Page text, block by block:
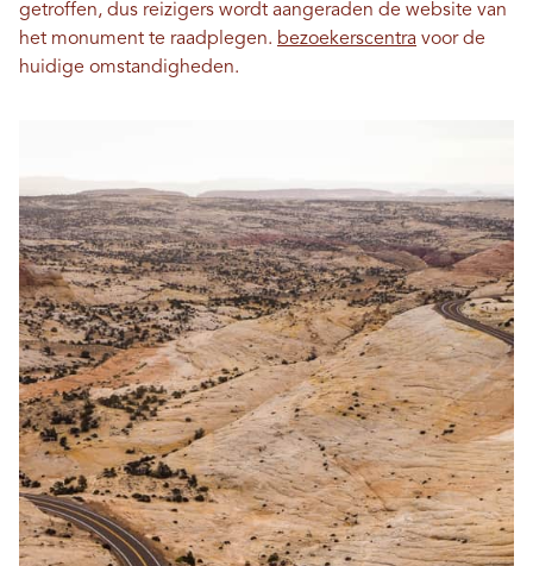
getroffen, dus reizigers wordt aangeraden de website van
het monument te raadplegen. bezoekerscentra voor de
huidige omstandigheden.